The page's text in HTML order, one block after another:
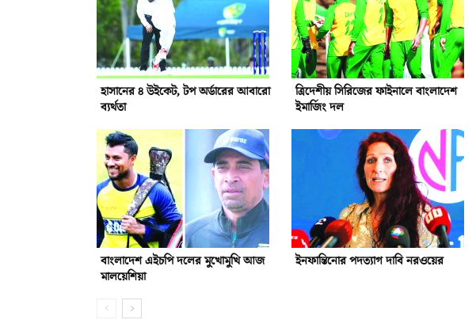
হাসানের ৪ উইকেট, টপ অর্ডারের আবারো
ব্যর্থতা
ত্রিদেশীয় সিরিজের ফাইনালে বাংলাদেশ
ইমার্জিং দল
বাংলাদেশ এইচপি দলের মুখোমুখি আজ
মালয়েশিয়া
ইনফান্তিনোর পদত্যাগ দাবি নরওয়ের